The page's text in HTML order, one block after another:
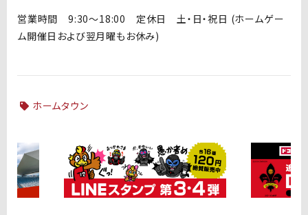
営業時間 9:30～18:00 定休日 土・日・祝日 (ホームゲー
ム開催日および翌月曜もお休み)
ホームタウン